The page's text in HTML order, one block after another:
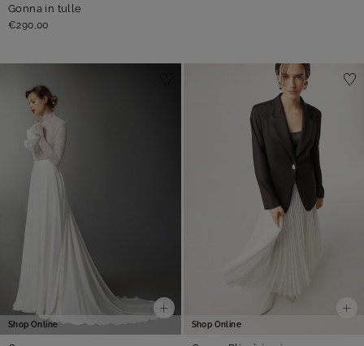
Gonna in tulle
€290,00
Shop Online Shop Online